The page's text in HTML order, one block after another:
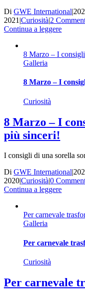
Di GWE International|
2021 |Curiosità|2
Continua a leggere
8 Marzo – I
Galleria
8 Marzo – I
Curiosità
8 Marzo – I
più sinceri!
I consigli di una sorella
Di GWE International|
2020|Curiosità|0
Continua a leggere
Per carnevale
Galleria
Per carnevale
Curiosità
Per carnevale